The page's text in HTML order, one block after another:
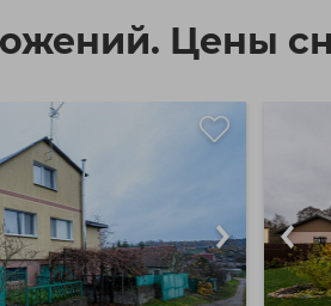
Цены